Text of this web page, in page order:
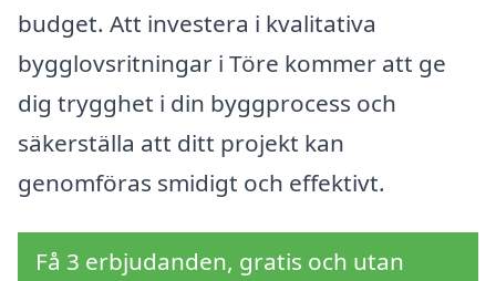
budget. Att investera i kvalitativa
bygglovsritningar i Töre kommer att ge
dig trygghet i din byggprocess och
säkerställa att ditt projekt kan
genomföras smidigt och effektivt.
Få 3 erbjudanden, gratis och utan